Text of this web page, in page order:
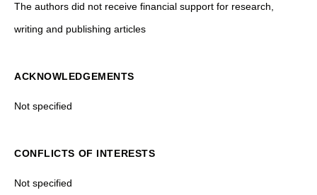
The authors did not receive financial support for research,
writing and publishing articles
ACKNOWLEDGEMENTS
Not specified
CONFLICTS OF INTERESTS
Not specified